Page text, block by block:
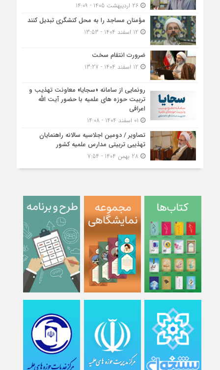
26 اردیبهشت 1405 - 14:09
مؤمنان مساجد را به محل کنشگری تبدیل کنند
ضرورت انتقام سخت
رونمایی از سامانه «سجایا» معاونت تهذیب و
تربیت حوزه‌ های علمیه با حضور آیت الله
اعرافی
تصاویر / دومین اجلاسیه سالانه راهنمایان
تهذیبی تربیتی مدارس علمیه کشور